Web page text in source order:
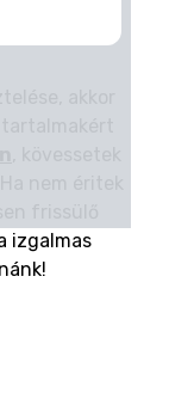
izgalmas